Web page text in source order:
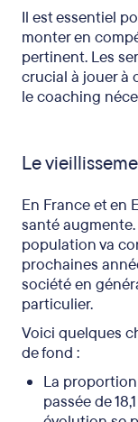
Il est essentiel
monter en
pertinent. Les
crucial à jouer à
le coaching
Le
En France et en
santé
population va
prochaines
société en
particulier.
Voici quelques
de fond :
La proportion
passée de